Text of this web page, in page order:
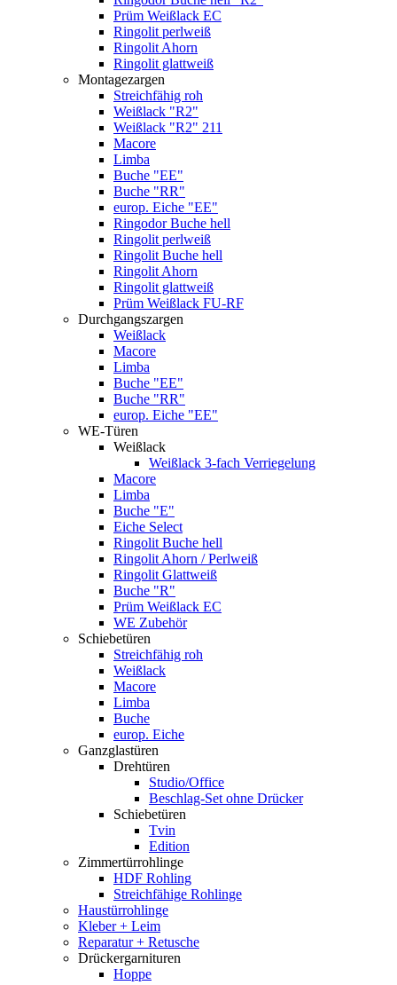
Prüm Weißlack EC
Ringolit perlweiß
Ringolit Ahorn
Ringolit glattweiß
Montagezargen
Streichfähig roh
Weißlack "R2"
Weißlack "R2" 211
Macore
Limba
Buche "EE"
Buche "RR"
europ. Eiche "EE"
Ringodor Buche hell
Ringolit perlweiß
Ringolit Buche hell
Ringolit Ahorn
Ringolit glattweiß
Prüm Weißlack FU-RF
Durchgangszargen
Weißlack
Macore
Limba
Buche "EE"
Buche "RR"
europ. Eiche "EE"
WE-Türen
Weißlack
Weißlack 3-fach Verriegelung
Macore
Limba
Buche "E"
Eiche Select
Ringolit Buche hell
Ringolit Ahorn / Perlweiß
Ringolit Glattweiß
Buche "R"
Prüm Weißlack EC
WE Zubehör
Schiebetüren
Streichfähig roh
Weißlack
Macore
Limba
Buche
europ. Eiche
Ganzglastüren
Drehtüren
Studio/Office
Beschlag-Set ohne Drücker
Schiebetüren
Tvin
Edition
Zimmertürrohlinge
HDF Rohling
Streichfähige Rohlinge
Haustürrohlinge
Kleber + Leim
Reparatur + Retusche
Drückergarnituren
Hoppe